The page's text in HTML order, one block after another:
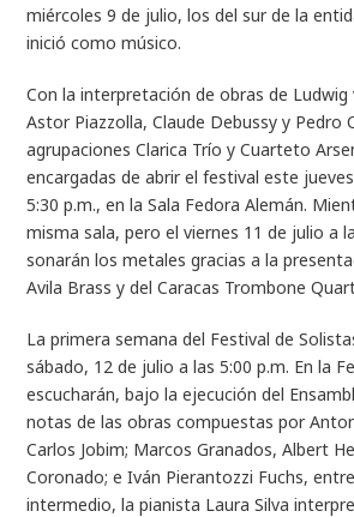
miércoles 9 de julio, los del sur de la
inició como músico.
Con la interpretación de obras de
Astor Piazzolla, Claude Debussy y Pedro
agrupaciones Clarica Trío y Cuarteto
encargadas de abrir el festival este
5:30 p.m., en la Sala Fedora Alemán.
misma sala, pero el viernes 11 de julio a
sonarán los metales gracias a la
Avila Brass y del Caracas Trombone
La primera semana del Festival de
sábado, 12 de julio a las 5:00 p.m. En la
escucharán, bajo la ejecución del
notas de las obras compuestas por
Carlos Jobim; Marcos Granados, Albert
Coronado; e Iván Pierantozzi Fuchs,
intermedio, la pianista Laura Silva